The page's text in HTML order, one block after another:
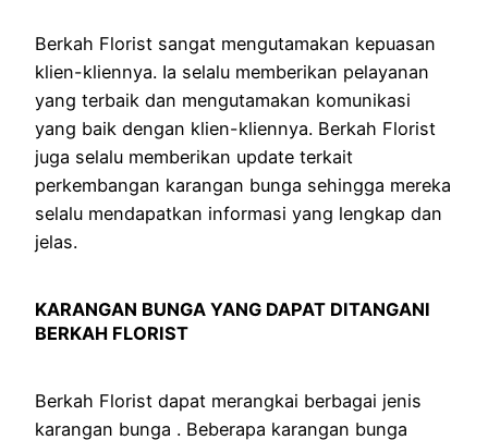
Berkah Florist sangat mengutamakan kepuasan
klien-kliennya. Ia selalu memberikan pelayanan
yang terbaik dan mengutamakan komunikasi
yang baik dengan klien-kliennya. Berkah Florist
juga selalu memberikan update terkait
perkembangan karangan bunga sehingga mereka
selalu mendapatkan informasi yang lengkap dan
jelas.
KARANGAN BUNGA YANG DAPAT DITANGANI
BERKAH FLORIST
Berkah Florist dapat merangkai berbagai jenis
karangan bunga . Beberapa karangan bunga